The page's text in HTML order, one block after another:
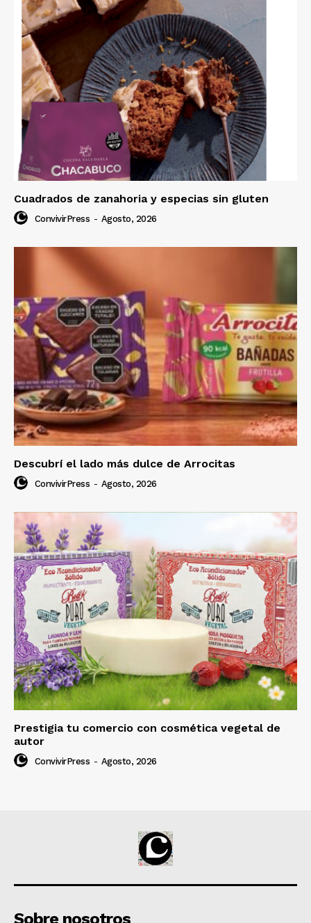
Cuadrados de zanahoria y especias sin gluten
ConvivirPress - Agosto, 2026
Descubrí el lado más dulce de Arrocitas
ConvivirPress - Agosto, 2026
Prestigia tu comercio con cosmética vegetal de
autor
ConvivirPress - Agosto, 2026
Sobre nosotros